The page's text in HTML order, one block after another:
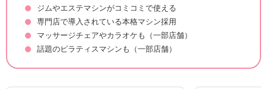
ジムやエステマシンがコミコミで使える
専門店で導入されている本格マシン採用
マッサージチェアやカラオケも（一部店舗）
話題のピラティスマシンも（一部店舗）